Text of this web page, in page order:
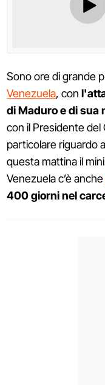
Sono ore di grande
Venezuela, con
di Maduro e di sua
con il Presidente del
particolare riguardo
questa mattina il
Venezuela c’è anche
400 giorni nel